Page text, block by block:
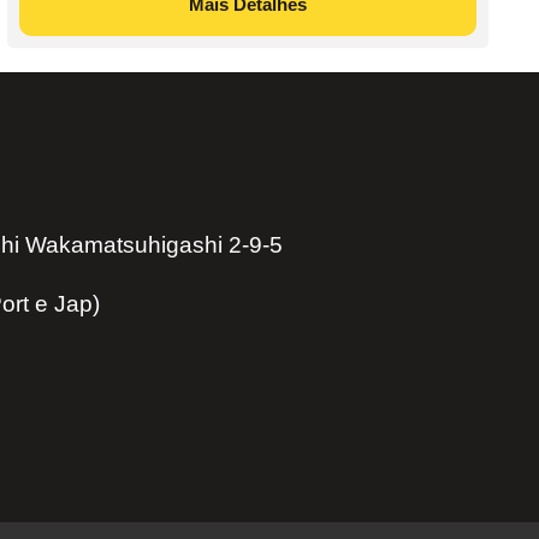
Wakamatsuhigashi 2-9-5
e Jap)